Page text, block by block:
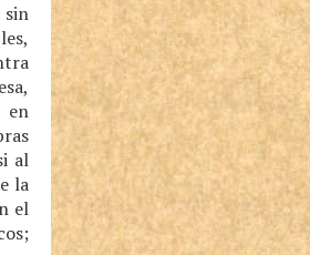
sin
en
al
la
el